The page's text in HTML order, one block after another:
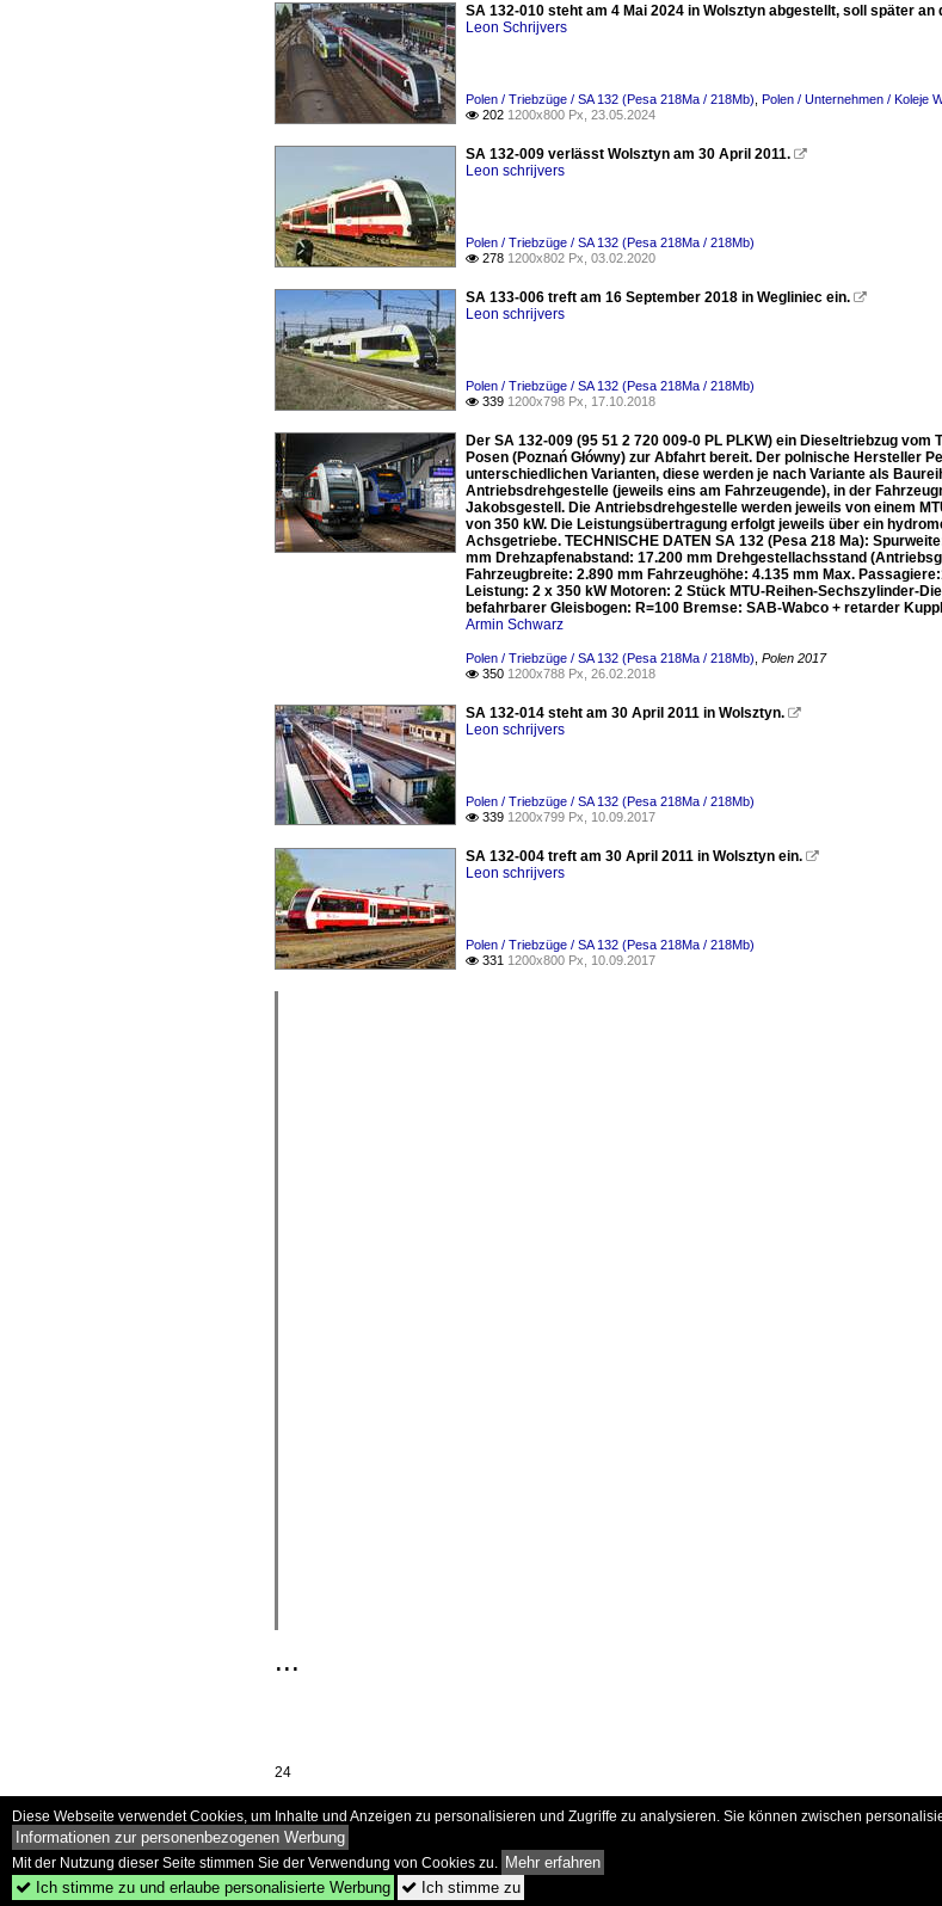
SA 132-010 steht am 4 Mai 2024 in Wolsztyn abgestellt, soll später
Leon Schrijvers
Polen / Triebzüge / SA 132 (Pesa 218Ma / 218Mb) Polen / Unternehmen / Koleje
 202 1200x800 Px, 23.05.2024
SA 132-009 verlässt Wolsztyn am 30 April 2011. 
Leon schrijvers
Polen / Triebzüge / SA 132 (Pesa 218Ma / 218Mb)
 278 1200x802 Px, 03.02.2020
SA 133-006 treft am 16 September 2018 in Wegliniec ein. 
Leon schrijvers
Polen / Triebzüge / SA 132 (Pesa 218Ma / 218Mb)
 339 1200x798 Px, 17.10.2018
Der SA 132-009 (95 51 2 720 009-0 PL PLKW) ein Dieseltriebzug
Posen (Poznań Główny) zur Abfahrt bereit. Der polnische Hersteller
unterschiedlichen Varianten, diese werden je nach Variante als
Antriebsdrehgestelle (jeweils eins am Fahrzeugende), in der
Jakobsgestell. Die Antriebsdrehgestelle werden jeweils von einem
von 350 kW. Die Leistungsübertragung erfolgt jeweils über ein
Achsgetriebe. TECHNISCHE DATEN SA 132 (Pesa 218 Ma):
mm Drehzapfenabstand: 17.200 mm Drehgestellachsstand
Fahrzeugbreite: 2.890 mm Fahrzeughöhe: 4.135 mm Max.
Leistung: 2 x 350 kW Motoren: 2 Stück MTU-Reihen-Sechszylinder-
befahrbarer Gleisbogen: R=100 Bremse: SAB-Wabco + retarder
Armin Schwarz
Polen / Triebzüge / SA 132 (Pesa 218Ma / 218Mb) Polen 2017
 350 1200x788 Px, 26.02.2018
SA 132-014 steht am 30 April 2011 in Wolsztyn. 
Leon schrijvers
Polen / Triebzüge / SA 132 (Pesa 218Ma / 218Mb)
 339 1200x799 Px, 10.09.2017
SA 132-004 treft am 30 April 2011 in Wolsztyn ein. 
Leon schrijvers
Polen / Triebzüge / SA 132 (Pesa 218Ma / 218Mb)
 331 1200x800 Px, 10.09.2017
...
24
Diese Webseite verwendet Cookies, um Inhalte und Anzeigen zu personalisieren und Zugriffe zu analysieren. Sie können zwischen
Informationen zur personenbezogenen Werbung
Mit der Nutzung dieser Seite stimmen Sie der Verwendung von Cookies zu. Mehr erfahren
 Ich stimme zu und erlaube personalisierte Werbung  Ich stimme zu